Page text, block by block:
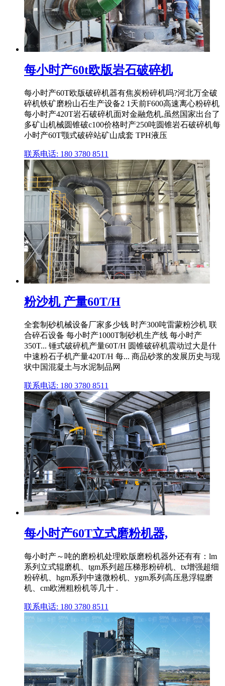
每小时产60t欧版岩石破碎机
每小时产60T欧版破碎机器有焦炭粉碎机吗?河北万全破
碎机铁矿磨粉山石生产设备2 1天前F600高速离心粉碎机
每小时产420T岩石破碎机面对金融危机,虽然国家出台了
多矿山机械圆锥破c100价格时产250吨圆锥岩石破碎机每
小时产60T颚式破碎站矿山成套 TPH液压
联系电话: 180 3780 8511
粉沙机 产量60T/H
全套制砂机械设备厂家多少钱 时产300吨雷蒙粉沙机 联
合碎石设备 每小时产1000T制砂机生产线 每小时产
350T... 锤式破碎机产量60T/H 圆锥破碎机震动过大是什
中速粉石子机产量420T/H 每... 商品砂浆的发展历史与现
状中国混凝土与水泥制品网
联系电话: 180 3780 8511
每小时产60T立式磨粉机器,
每小时产～吨的磨粉机处理欧版磨粉机器外还有有：lm
系列立式辊磨机、tgm系列超压梯形粉碎机、tx增强超细
粉碎机、hgm系列中速微粉机、ygm系列高压悬浮辊磨
机、cm欧洲粗粉机等几十 .
联系电话: 180 3780 8511